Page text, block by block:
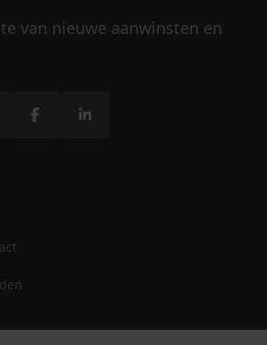
van nieuwe aanwinsten en